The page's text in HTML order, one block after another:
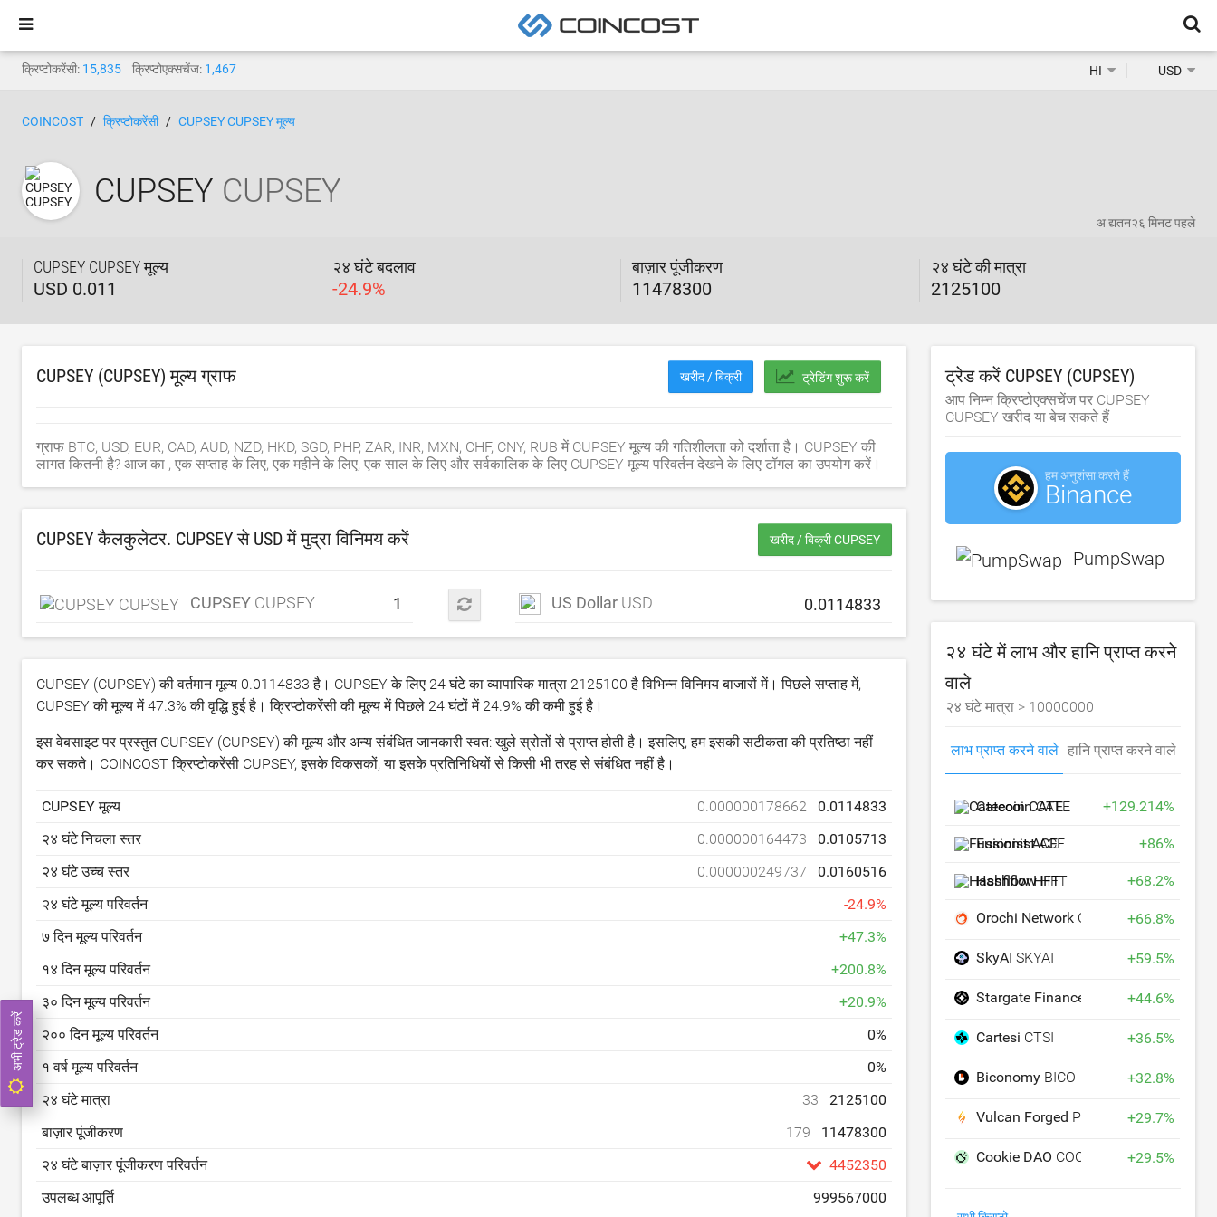
क्रिप्टोकरेंसी: 15,835 क्रिप्टोएक्सचेंज: 1,467 HI USD
COINCOST क्रिप्टोकरेंसी CUPSEY CUPSEY मूल्य
CUPSEY CUPSEY
CUPSEY CUPSEY मूल्य
USD 0.011
२४ घंटे बदलाव
-24.9%
बाज़ार पूंजीकरण
11478300
२४ घंटे की मात्रा
2125100
अ द्यतन२६ मिनट पहले
CUPSEY (CUPSEY) मूल्य ग्राफ खरीद / बिक्री ट्रेडिंग शुरू करें
ग्राफ BTC, USD, EUR, CAD, AUD, NZD, HKD, SGD, PHP, ZAR, INR, MXN, CHF, CNY, RUB में CUPSEY मूल्य की गतिशीलता को दर्शाता है। CUPSEY की
लागत कितनी है? आज का , एक सप्ताह के लिए, एक महीने के लिए, एक साल के लिए और सर्वकालिक के लिए CUPSEY मूल्य परिवर्तन देखने के लिए टॉगल का उपयोग करें।
CUPSEY कैलकुलेटर. CUPSEY से USDमें मुद्रा विनिमय करें खरीद / बिक्री CUPSEY
CUPSEY CUPSEY US Dollar USD
CUPSEY (CUPSEY) की वर्तमान मूल्य 0.0114833 है। CUPSEY के लिए 24 घंटे का व्यापारिक मात्रा 2125100 है विभिन्न विनिमय बाजारों में। पिछले सप्ताह में,
CUPSEY की मूल्य में47.3% की वृद्धि हुई है। क्रिप्टोकरेंसी की मूल्य में पिछले 24 घंटों में 24.9% की कमी हुई है।
इस वेबसाइट पर प्रस्तुत CUPSEY (CUPSEY) की मूल्य और अन्य संबंधित जानकारी स्वत: खुले स्रोतों से प्राप्त होती है। इसलिए, हम इसकी सटीकता की प्रतिष्ठा नहीं
कर सकते। COINCOST क्रिप्टोकरेंसी CUPSEY, इसके विकसकों, या इसके प्रतिनिधियों से किसी भी तरह से संबंधित नहीं है।
CUPSEY मूल्य 0.000000178662
0.0114833
२४ घंटे निचला स्तर
0.000000164473
0.0105713
२४ घंटे उच्च स्तर
0.000000249737
0.0160516
२४ घंटे मूल्य परिवर्तन
-24.9%
७ दिन मूल्य परिवर्तन
+47.3%
१४ दिन मूल्य परिवर्तन
+200.8%
३० दिन मूल्य परिवर्तन
+20.9%
२०० दिन मूल्य परिवर्तन
0%
१ वर्ष मूल्य परिवर्तन
0%
२४ घंटे मात्रा
33
2125100
बाज़ार पूंजीकरण
179
11478300
२४ घंटे बाज़ार पूंजीकरण परिवर्तन
4452350
उपलब्ध आपूर्ति
999567000
ट्रेड करें CUPSEY (CUPSEY)
आप निम्न क्रिप्टोएक्सचेंज पर CUPSEY
CUPSEY खरीद या बेच सकते हैं
हम अनुशंसा करते हैं
Binance
PumpSwap
२४ घंटे में लाभ और हानि प्राप्त करने
वाले
२४ घंटे मात्रा > 10000000
लाभ प्राप्त करने वाले हानि प्राप्त करने वाले
CatecoinCATE +129.214%
FusionistACE +86%
HashflowHFT +68.2%
Orochi Network ON +66.8%
SkyAISKYAI +59.5%
Stargate Finance +44.6%
Cartesi CTSI +36.5%
Biconomy BICO +32.8%
Vulcan Forged PYR +29.7%
Cookie DAO COOKIE +29.5%
अभी ट्रेड करें